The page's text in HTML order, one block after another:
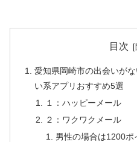
目次
愛知県岡崎市の出会いが
い系アプリおすすめ5選
１：ハッピーメール
２：ワクワクメール
男性の場合は1200ポ